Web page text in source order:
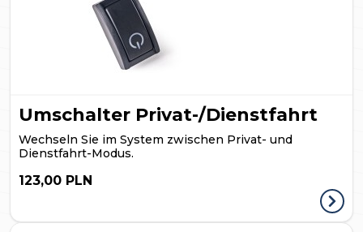
Umschalter Privat-/Dienstfahrt
Wechseln Sie im System zwischen Privat- und
Dienstfahrt-Modus.
123,00 PLN